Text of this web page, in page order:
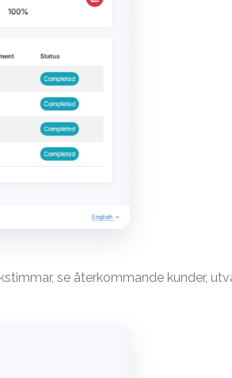
se återkommande kunder,